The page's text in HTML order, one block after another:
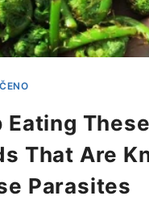
Eating
That Are
Parasites